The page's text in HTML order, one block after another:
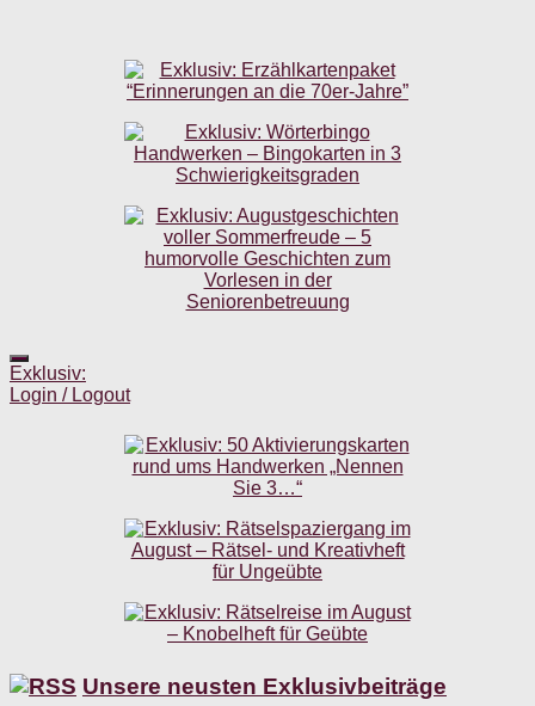
Exklusiv:
Login / Logout
Unsere neusten Exklusivbeiträge